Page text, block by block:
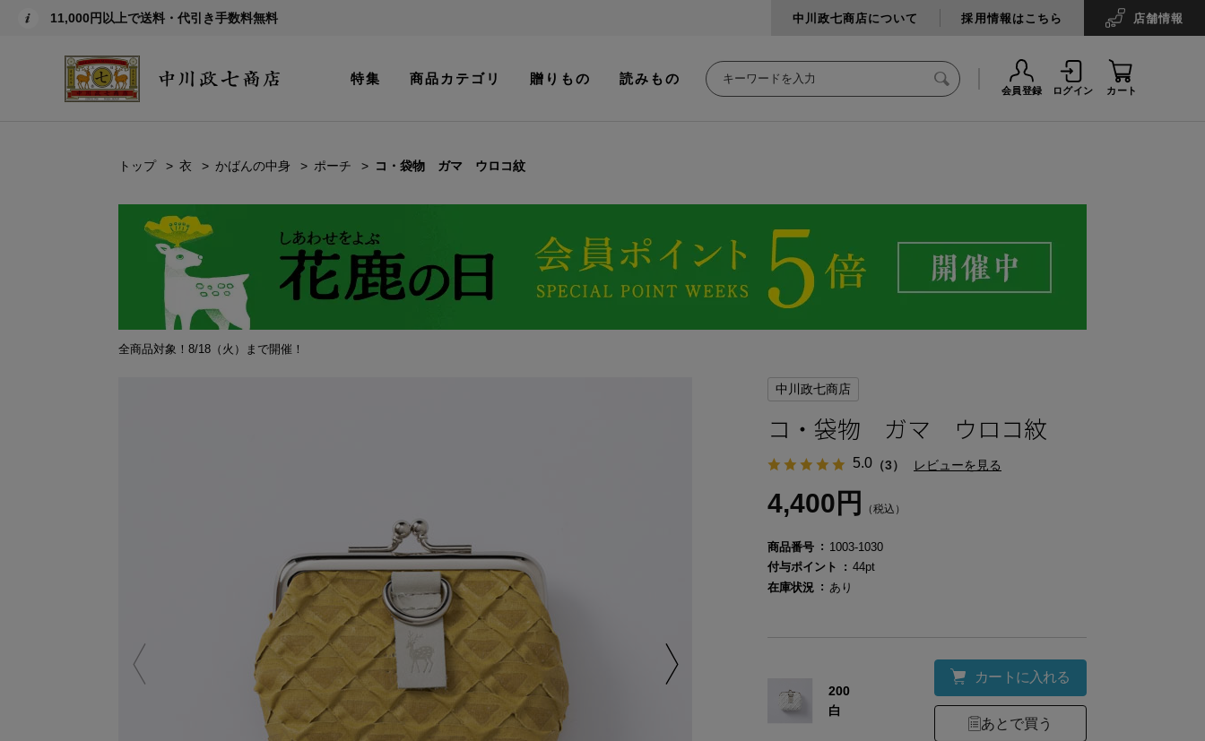
11,000円以上で送料・代引き手数料無料 中川政七商店について 採用情報はこちら 店舗情報
特集 商品カテゴリ 贈りもの 読みもの
会員登録 ログイン カート
トップ 衣 かばんの中身 ポーチ コ・袋物 ガマ ウロコ紋
全商品対象！8/18（火）まで開催！
中川政七商店
コ・袋物 ガマ ウロコ紋
5.0 （3） レビューを見る
4,400円 （税込）
商品番号
1003-1030
付与ポイント
44pt
在庫状況
あり
200
白
カートに入れる
あとで買う